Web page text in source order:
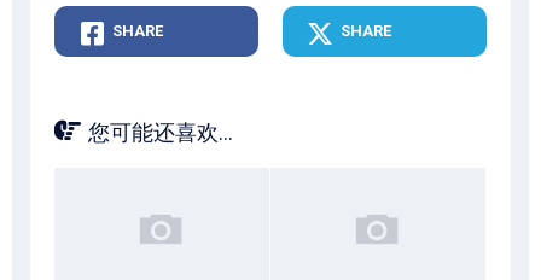
SHARE SHARE
您可能还喜欢...